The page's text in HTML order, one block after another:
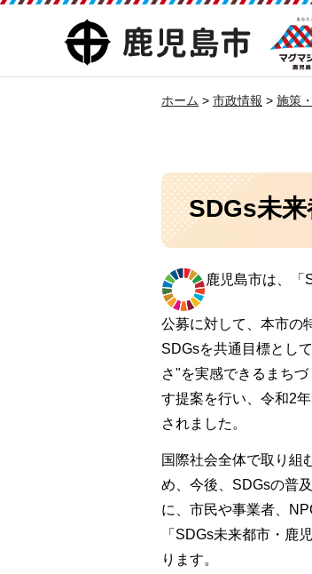
鹿児島市
マグマ
鹿児島
ホーム > 市政情報 > 施策
SDGs未
鹿児島市は、「
公募に対して、本市の
SDGsを共通目標とし
さ"を実感できるまち
す提案を行い、令和2
されました。
国際社会全体で取り組
め、今後、SDGsの普
に、市民や事業者、
「SDGs未来都市・鹿
ります。